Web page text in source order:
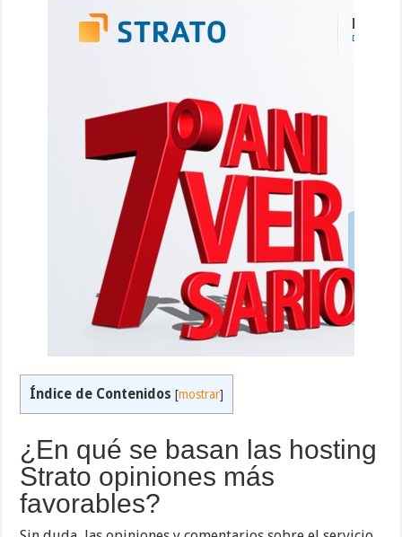
Índice de Contenidos [mostrar]
¿En qué se basan las hosting
Strato opiniones más
favorables?